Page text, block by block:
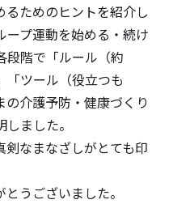
るためのヒントを紹介し
ープ運動を始める・続け
段階で「ルール（約
「ツール（役立つも
介護予防・健康づくり
ました。
なまなざしがとても印
うございました。